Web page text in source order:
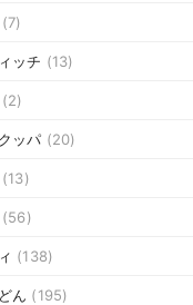
(7)
ッチ (13)
(2)
ッパ (20)
(13)
(56)
(138)
ん (195)